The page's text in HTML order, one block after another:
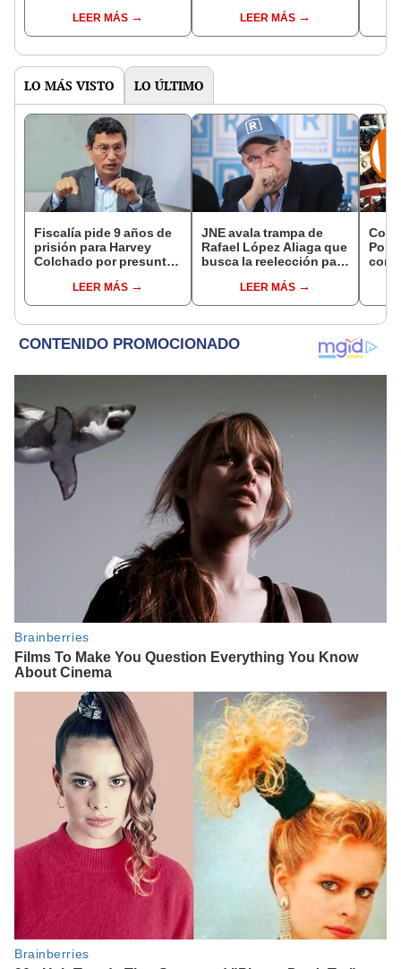
Fernando Rospigliosi
por uso de cámara en
LEER MÁS
usó cámara en mitín de
Keiko Fujimori
LEER MÁS
LO MÁS VISTO LO ÚLTIMO
Fiscalía pide 9 años de
prisión para Harvey
Colchado por presunta
incompatible y falsedad
ideológica
LEER MÁS
JNE avala trampa de
Rafael López Aliaga que
busca la reelección para
LEER MÁS